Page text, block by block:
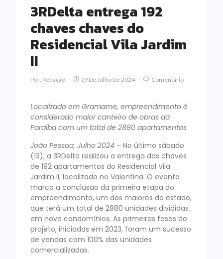
3RDelta entrega 192
chaves chaves do
Residencial Vila Jardim
II
Por: Redação 19 De Julho De 2024 Comentário
Localizado em Gramame, empreendimento é
considerado maior canteiro de obras da
Paraíba com um total de 2880 apartamentos
João Pessoa, Julho 2024 – No último sábado
(13), a 3RDelta realizou a entrega das chaves
de 192 apartamentos do Residencial Vila
Jardim II, localizado no Valentina. O evento
marca a conclusão da primeira etapa do
empreendimento, um dos maiores do estado,
que terá um total de 2880 unidades divididas
em nove condomínios. As primeiras fases do
projeto, iniciadas em 2023, foram um sucesso
de vendas com 100% das unidades
comercializadas.